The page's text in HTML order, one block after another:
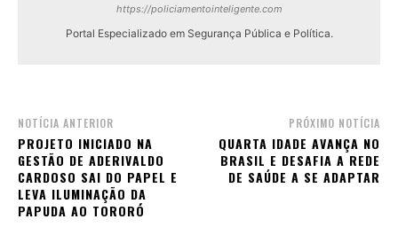
https://policiamentointeligente.com
Portal Especializado em Segurança Pública e Política.
NOTÍCIA ANTERIOR
PROJETO INICIADO NA
GESTÃO DE ADERIVALDO
CARDOSO SAI DO PAPEL E
LEVA ILUMINAÇÃO DA
PAPUDA AO TORORÓ
PRÓXIMO NOTÍCIA
QUARTA IDADE AVANÇA NO
BRASIL E DESAFIA A REDE
DE SAÚDE A SE ADAPTAR